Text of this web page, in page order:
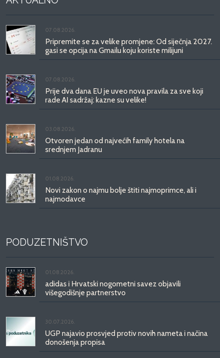
07.08.2026.
Pripremite se za velike promjene: Od siječnja 2027.
gasi se opcija na Gmailu koju koriste milijuni
07.08.2026.
Prije dva dana EU je uveo nova pravila za sve koji
rade AI sadržaj: kazne su velike!
03.08.2026.
Otvoren jedan od najvećih family hotela na
srednjem Jadranu
01.08.2026.
Novi zakon o najmu bolje štiti najmoprimce, ali i
najmodavce
PODUZETNIŠTVO
01.08.2026.
adidas i Hrvatski nogometni savez objavili
višegodišnje partnerstvo
30.07.2026.
UGP najavio prosvjed protiv novih nameta i načina
donošenja propisa